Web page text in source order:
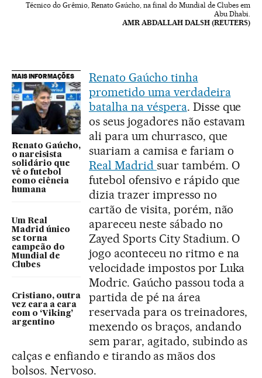
Técnico do Grêmio, Renato Gaúcho, na final do Mundial de Clubes em
Abu Dhabi.
AMR ABDALLAH DALSH (REUTERS)
MAIS INFORMAÇÕES
Renato Gaúcho,
o narcisista
solidário que
vê o futebol
como ciência
humana
Um Real
Madrid único
se torna
campeão do
Mundial de
Clubes
Cristiano, outra
vez cara a cara
com o ‘Viking’
argentino
Renato Gaúcho tinha
prometido uma verdadeira
batalha na véspera. Disse que
os seus jogadores não estavam
ali para um churrasco, que
suariam a camisa e fariam o
Real Madrid suar também. O
futebol ofensivo e rápido que
dizia trazer impresso no
cartão de visita, porém, não
apareceu neste sábado no
Zayed Sports City Stadium. O
jogo aconteceu no ritmo e na
velocidade impostos por Luka
Modric. Gaúcho passou toda a
partida de pé na área
reservada para os treinadores,
mexendo os braços, andando
sem parar, agitado, subindo as
calças e enfiando e tirando as mãos dos
bolsos. Nervoso.